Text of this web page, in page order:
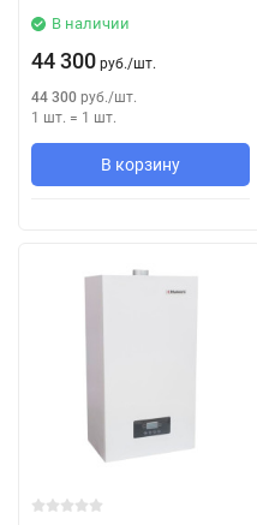
В наличии
44 300 руб./шт.
44 300 руб./шт.
1 шт. = 1 шт.
В корзину